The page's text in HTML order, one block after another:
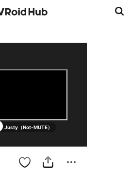
Justy（Not-MUTE）